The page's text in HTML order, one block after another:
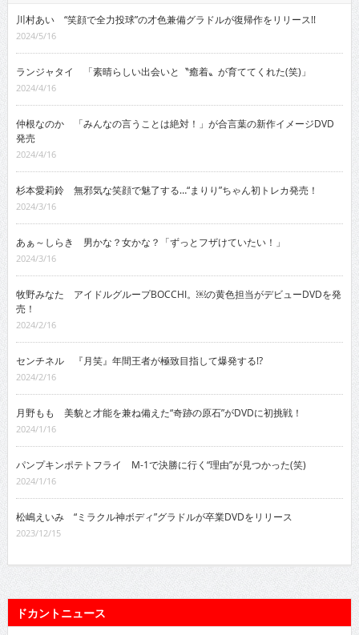
川村あい “笑顔で全力投球”の才色兼備グラドルが復帰作をリリース!!
2024/5/16
ランジャタイ 「素晴らしい出会いと〝癒着〟が育ててくれた(笑)」
2024/4/16
仲根なのか 「みんなの言うことは絶対！」が合言葉の新作イメージDVD
発売
2024/4/16
杉本愛莉鈴 無邪気な笑顔で魅了する…“まりり”ちゃん初トレカ発売！
2024/3/16
あぁ～しらき 男かな？女かな？「ずっとフザけていたい！」
2024/3/16
牧野みなた アイドルグループBOCCHI。￼の黄色担当がデビューDVDを発
売！
2024/2/16
センチネル 『月笑』年間王者が極致目指して爆発する!?
2024/2/16
月野もも 美貌と才能を兼ね備えた“奇跡の原石”がDVDに初挑戦！
2024/1/16
パンプキンポテトフライ M-1で決勝に行く“理由”が見つかった(笑)
2024/1/16
松嶋えいみ “ミラクル神ボディ”グラドルが卒業DVDをリリース
2023/12/15
ドカントニュース